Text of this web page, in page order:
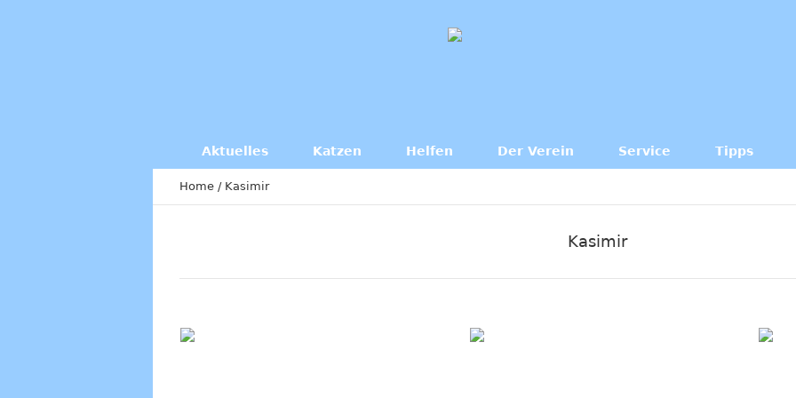
Aktuelles Katzen Helfen Der Verein Service Tipps
Home / Kasimir
Kasimir